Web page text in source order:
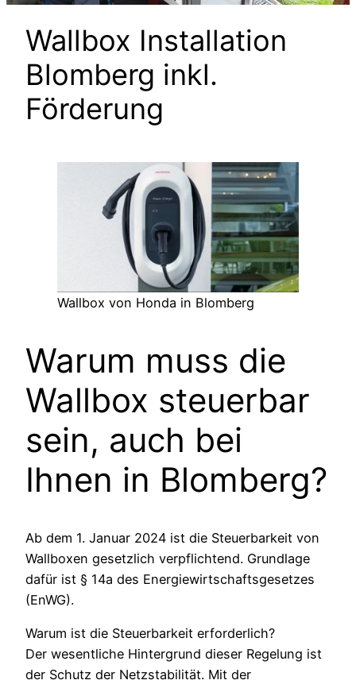
Wallbox Installation
Blomberg inkl.
Förderung
Wallbox von Honda in Blomberg
Warum muss die
Wallbox steuerbar
sein, auch bei
Ihnen in Blomberg?
Ab dem 1. Januar 2024 ist die Steuerbarkeit von
Wallboxen gesetzlich verpflichtend. Grundlage
dafür ist § 14a des Energiewirtschaftsgesetzes
(EnWG).
Warum ist die Steuerbarkeit erforderlich?
Der wesentliche Hintergrund dieser Regelung ist
der Schutz der Netzstabilität. Mit der